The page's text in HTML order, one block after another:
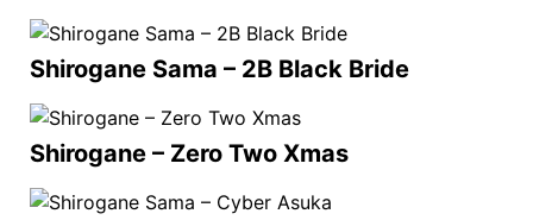
Shirogane Sama – 2B Black Bride
Shirogane – Zero Two Xmas